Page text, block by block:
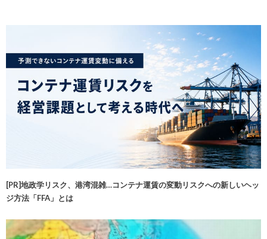
[PR]地政学リスク、港湾混雑…コンテナ運賃の変動リスクへの新しいヘッ
ジ方法「FFA」とは